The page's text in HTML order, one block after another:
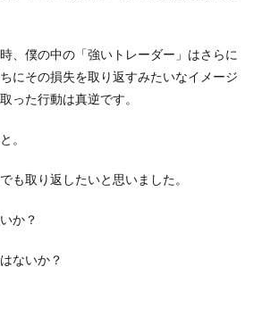
、僕の中の「強いトレーダー」はさらに
にその損失を取り返すみたいなイメージ
った行動は真逆です。
。
も取り返したいと思いました。
か？
ないか？